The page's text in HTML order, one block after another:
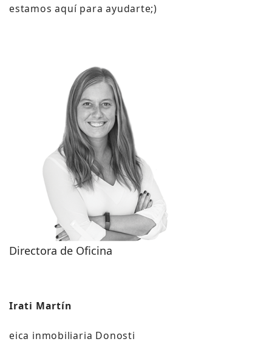
estamos aquí para ayudarte;)
Directora de Oficina
Irati Martín
eica inmobiliaria Donosti